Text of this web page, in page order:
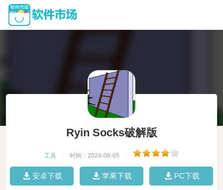
Ryin Socks破解版
工具 时间：2024-08-05
安卓下载 苹果下载 PC下载